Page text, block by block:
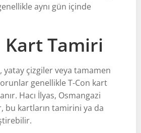
aynı gün içinde
Kart Tamiri
çizgiler veya tamamen
genellikle T-Con kart
Hacı İlyas, Osmangazi
bu kartların tamirini ya da